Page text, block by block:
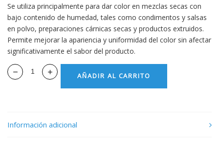
Se utiliza principalmente para dar color en mezclas secas con
bajo contenido de humedad, tales como condimentos y salsas
en polvo, preparaciones cárnicas secas y productos extruidos.
Permite mejorar la apariencia y uniformidad del color sin afectar
significativamente el sabor del producto.
AÑADIR AL CARRITO
Información adicional